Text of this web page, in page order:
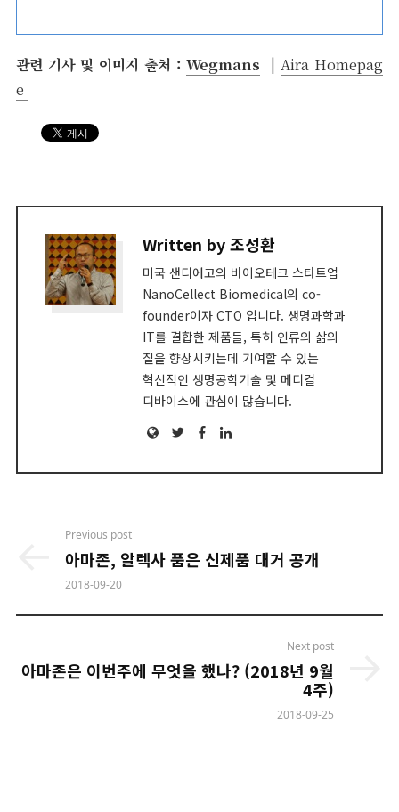
관련 기사 및 이미지 출처 :Wegmans |Aira Homepag
e
Written by조성환
미국 샌디에고의 바이오테크 스타트업
NanoCellect Biomedical의 co-
founder이자 CTO 입니다. 생명과학과
IT를 결합한 제품들, 특히 인류의 삶의
질을 향상시키는데 기여할 수 있는
혁신적인 생명공학기술 및 메디컬
디바이스에 관심이 많습니다.
WebsiteTwitterFacebook
LinkedIn
navigation
Previous post
아마존, 알렉사 품은 신제품 대거 공개
2018-09-20
Next post
아마존은 이번주에 무엇을 했나? (2018년 9월
4주)
2018-09-25